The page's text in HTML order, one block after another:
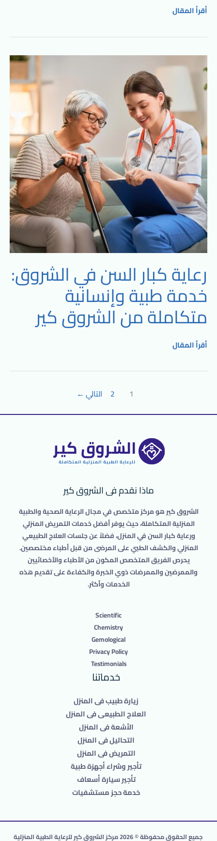
أقرأ المقال
رعاية كبار السن في الشروق:
خدمة طبية وإنسانية
متكاملة من الشروق كير
كبار
السن
الشروق:
خدمة
طبية
وإنسانية
متكاملة
من
الشروق
كير
أقرأ المقال
1
2 التالي ←
ماذا نقدم فى الشروق كير
الشروق كير هو مركز متخصص في مجال الرعاية الصحية والطبية
المنزلية المتكاملة، حيث يوفر أفضل خدمات التمريض المنزلي
ورعاية كبار السن في المنزل، فضلاً عن جلسات العلاج الطبيعي
المنزلي والكشف الطبي على المرضى من قبل أطباء مختصصين.
يحرص الفريق المتخصص المكون من الأطباء والأخصائيين
والممرضين والممرضات ذوي الخبرة والكفاءة على تقديم هذه
الخدمات وأكثر.
Scientific
Chemistry
Gemological
Privacy Policy
Testimonials
خدماتنا
زيارة طبيب فى المنزل
العلاج الطبيعى فى المنزل
الأشعة فى المنزل
التحاليل فى المنزل
التمريض فى المنزل
تأجير وشراء أجهزة طبية
تأجير سيارة أسعاف
خدمة حجز مستشفيات
جميع الحقوق محفوظة©2026 مركز الشروق كير للرعاية الطبية المنزلية